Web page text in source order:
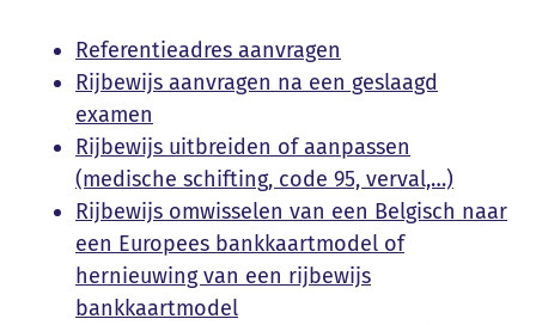
Referentieadres aanvragen
Rijbewijs aanvragen na een geslaagd
examen
Rijbewijs uitbreiden of aanpassen
(medische schifting, code 95, verval,…)
Rijbewijs omwisselen van een Belgisch naar
een Europees bankkaartmodel of
hernieuwing van een rijbewijs
bankkaartmodel